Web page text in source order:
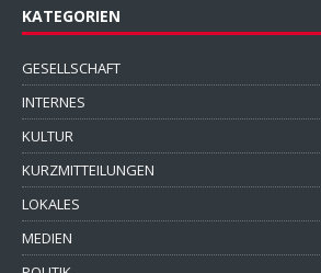
KATEGORIEN
GESELLSCHAFT
INTERNES
KULTUR
KURZMITTEILUNGEN
LOKALES
MEDIEN